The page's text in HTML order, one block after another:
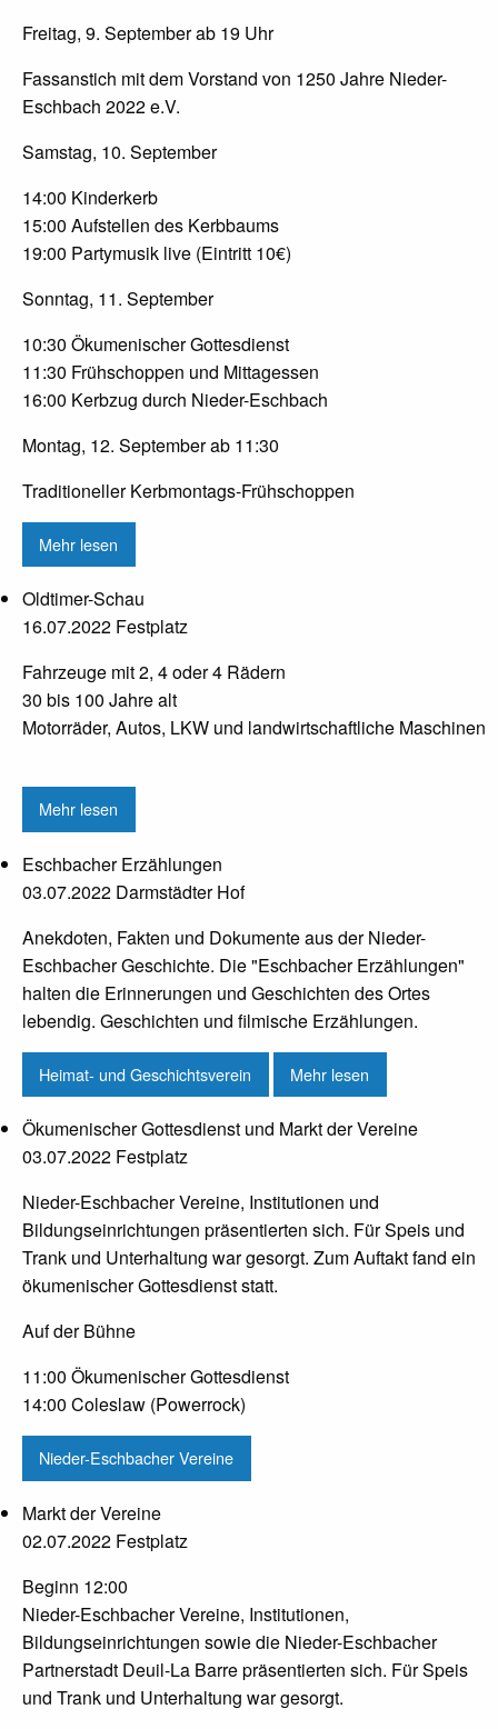
Freitag, 9. September ab 19 Uhr
Fassanstich mit dem Vorstand von 1250 Jahre Nieder-
Eschbach 2022 e.V.
Samstag, 10. September
14:00 Kinderkerb
15:00 Aufstellen des Kerbbaums
19:00 Partymusik live (Eintritt 10€)
Sonntag, 11. September
10:30 Ökumenischer Gottesdienst
11:30 Frühschoppen und Mittagessen
16:00 Kerbzug durch Nieder-Eschbach
Montag, 12. September ab 11:30
Traditioneller Kerbmontags-Frühschoppen
Mehr lesen
Oldtimer-Schau
16.07.2022 Festplatz
Fahrzeuge mit 2, 4 oder 4 Rädern
30 bis 100 Jahre alt
Motorräder, Autos, LKW und landwirtschaftliche Maschinen
Mehr lesen
Eschbacher Erzählungen
03.07.2022 Darmstädter Hof
Anekdoten, Fakten und Dokumente aus der Nieder-
Eschbacher Geschichte. Die "Eschbacher Erzählungen"
halten die Erinnerungen und Geschichten des Ortes
lebendig. Geschichten und filmische Erzählungen.
Heimat- und Geschichtsverein Mehr lesen
Ökumenischer Gottesdienst und Markt der Vereine
03.07.2022 Festplatz
Nieder-Eschbacher Vereine, Institutionen und
Bildungseinrichtungen präsentierten sich. Für Speis und
Trank und Unterhaltung war gesorgt. Zum Auftakt fand ein
ökumenischer Gottesdienst statt.
Auf der Bühne
11:00 Ökumenischer Gottesdienst
14:00 Coleslaw (Powerrock)
Nieder-Eschbacher Vereine
Markt der Vereine
02.07.2022 Festplatz
Beginn 12:00
Nieder-Eschbacher Vereine, Institutionen,
Bildungseinrichtungen sowie die Nieder-Eschbacher
Partnerstadt Deuil-La Barre präsentierten sich. Für Speis
und Trank und Unterhaltung war gesorgt.